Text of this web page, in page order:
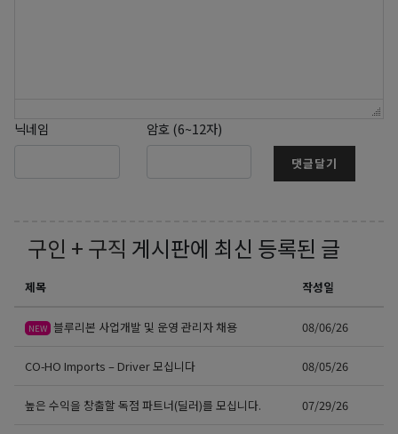
닉네임 암호 (6~12자)
댓글달기
구인 + 구직 게시판에 최신 등록된 글
제목 작성일
NEW 블루리본 사업개발 및 운영 관리자 채용 08/06/26
CO-HO Imports – Driver 모십니다 08/05/26
높은 수익을 창출할 독점 파트너(딜러)를 모십니다. 07/29/26